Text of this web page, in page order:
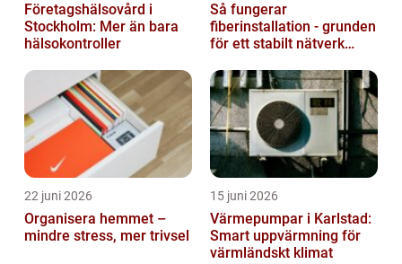
Företagshälsovård i
Stockholm: Mer än bara
hälsokontroller
Så fungerar
fiberinstallation - grunden
för ett stabilt nätverk
22 juni 2026
Organisera hemmet –
mindre stress, mer trivsel
15 juni 2026
Värmepumpar i Karlstad:
Smart uppvärmning för
värmländskt klimat